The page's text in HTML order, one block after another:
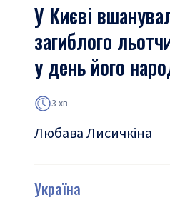
У Києві
загиблого
у день його
3 хв
Любава Лисичкіна
Україна